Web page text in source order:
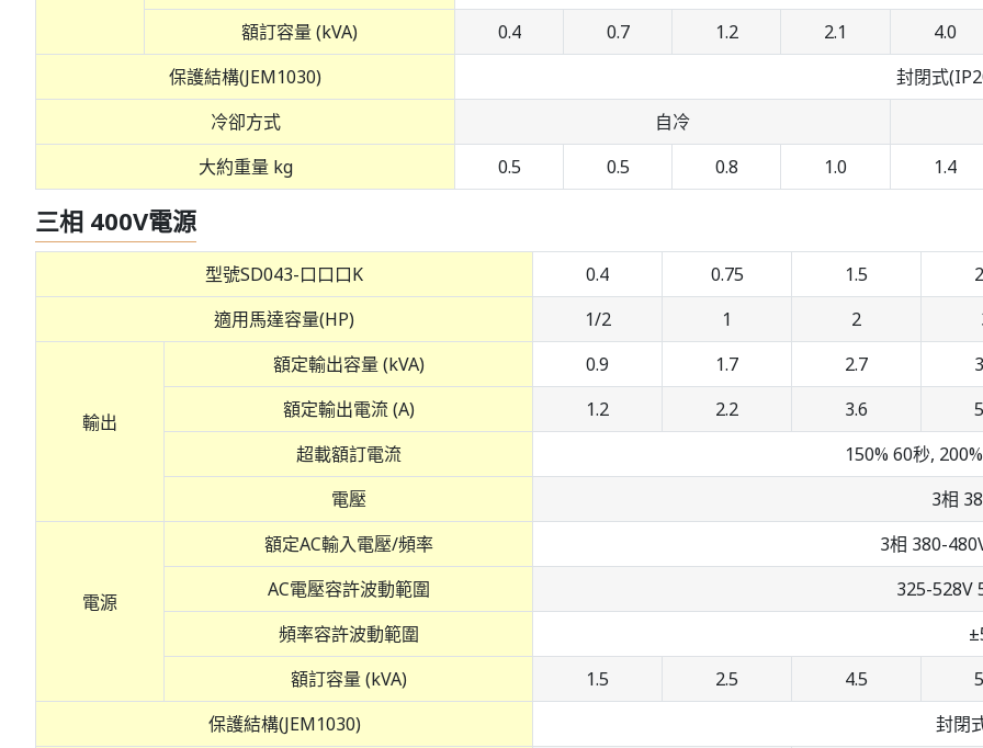
額訂容量 (kVA)
0.4 0.7 1.2 2.1
4.0
保護結構(JEM1030)
封閉式
冷卻方式
自冷
大約重量 kg
0.5 0.5 0.8 1.0 1.4
三相 400V電源
型號SD043-口口口K 0.4 0.75 1.5
適用馬達容量(HP)
1/2 1 2
輸出
額定輸出容量 (kVA) 0.9 1.7 2.7
額定輸出電流 (A)
1.2 2.2 3.6
超載額訂電流
150% 60秒,
電壓
3相
電源
額定AC輸入電壓/頻率
3相 380-
AC電壓容許波動範圍
325-528V
頻率容許波動範圍
額訂容量 (kVA)
1.5 2.5 4.5
保護結構(JEM1030)
封閉